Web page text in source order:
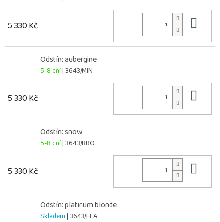
5 330 Kč
Odstín: aubergine
5-8 dní| 3643/MIN
5 330 Kč
Odstín: snow
5-8 dní| 3643/BRO
5 330 Kč
Odstín: platinum blonde
Skladem| 3643/FLA